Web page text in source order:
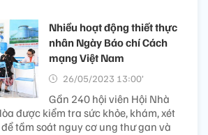
Nhiều hoạt động thiết thực
nhân Ngày Báo chí Cách
mạng Việt Nam
26/05/2023 13:00’
Gần 240 hội viên Hội Nhà
được kiểm tra sức khỏe, khám, xét
tầm soát nguy cơ ung thư gan và